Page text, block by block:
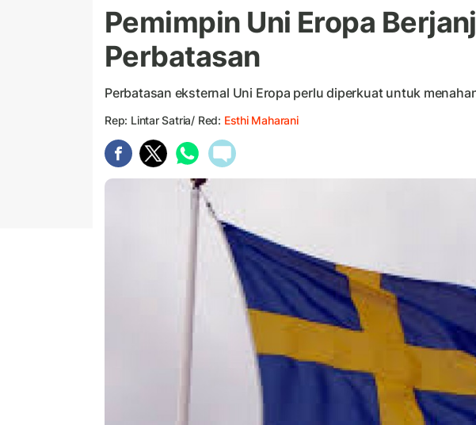
Pemimpin Uni Eropa
Perbatasan
Perbatasan eksternal Uni Eropa perlu diperkuat untuk
Rep: Lintar Satria/ Red: Esthi Maharani